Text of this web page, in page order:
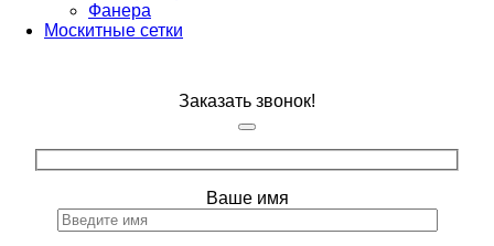
Фанера
Москитные сетки
Заказать звонок!
Ваше имя